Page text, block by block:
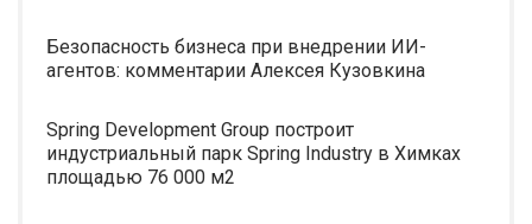
Безопасность бизнеса при внедрении ИИ-
агентов: комментарии Алексея Кузовкина
Spring Development Group построит
индустриальный парк Spring Industry в Химках
площадью 76 000 м2